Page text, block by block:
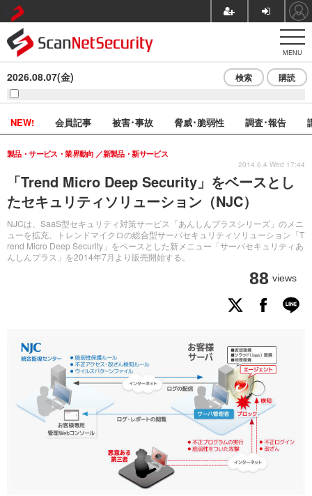
MENU
2026.08.07(金) 検索 購読
NEW! 会員記事 被害･事故 脅威･脆弱性 調査･報告
「Trend Micro Deep Security」をベースとし
たセキュリティソリューション（NJC）
NJCは、SaaS型セキュリティ対策サービス「あんしんプラスシリーズ」のメニ
ューを拡充、トレンドマイクロの総合型サーバセキュリティソリューション「T
rend Micro Deep Security」をベースとした新メニュー「サーバセキュリティあ
んしんプラス」を2014年7月より販売開始する。
製品・サービス・業界動向 新製品・新サービス
88 views
2014.6.4 Wed 17:44